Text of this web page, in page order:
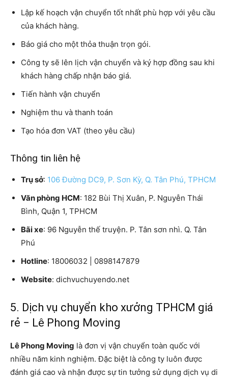
Lập kế hoạch vận chuyển tốt nhất phù hợp với yêu cầu
của khách hàng.
Báo giá cho một thỏa thuận trọn gói.
Công ty sẽ lên lịch vận chuyển và ký hợp đồng sau khi
khách hàng chấp nhận báo giá.
Tiến hành vận chuyển
Nghiệm thu và thanh toán
Tạo hóa đơn VAT (theo yêu cầu)
Thông tin liên hệ
Trụ sở: 106 Đường DC9, P. Sơn Kỳ, Q. Tân Phú, TPHCM
Văn phòng HCM: 182 Bùi Thị Xuân, P. Nguyễn Thái
Bình, Quận 1, TPHCM
Bãi xe: 96 Nguyễn thế truyện. P. Tân sơn nhì. Q. Tân
Phú
Hotline: 18006032 | 0898147879
Website: dichvuchuyendo.net
5. Dịch vụ chuyển kho xưởng TPHCM giá
rẻ − Lê Phong Moving
Lê Phong Moving là đơn vị vận chuyển toàn quốc với
nhiều năm kinh nghiệm. Đặc biệt là công ty luôn được
đánh giá cao và nhận được sự tin tưởng sử dụng dịch vụ di